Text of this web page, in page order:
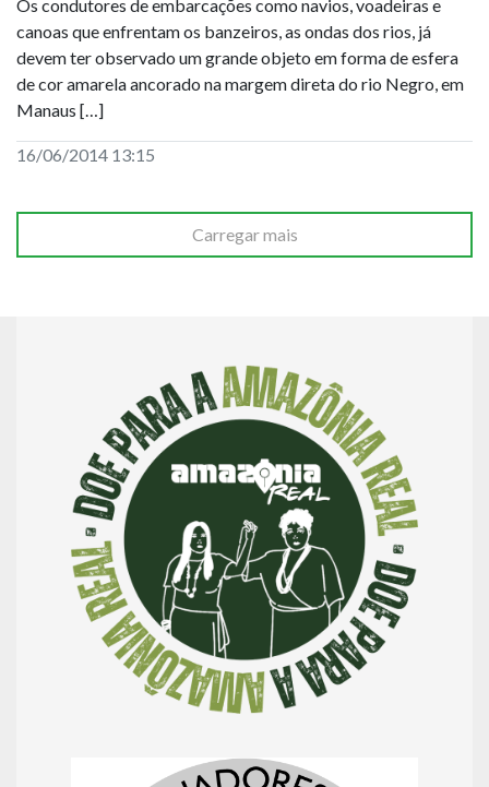
Os condutores de embarcações como navios, voadeiras e
canoas que enfrentam os banzeiros, as ondas dos rios, já
devem ter observado um grande objeto em forma de esfera
de cor amarela ancorado na margem direta do rio Negro, em
Manaus […]
16/06/2014 13:15
Carregar mais